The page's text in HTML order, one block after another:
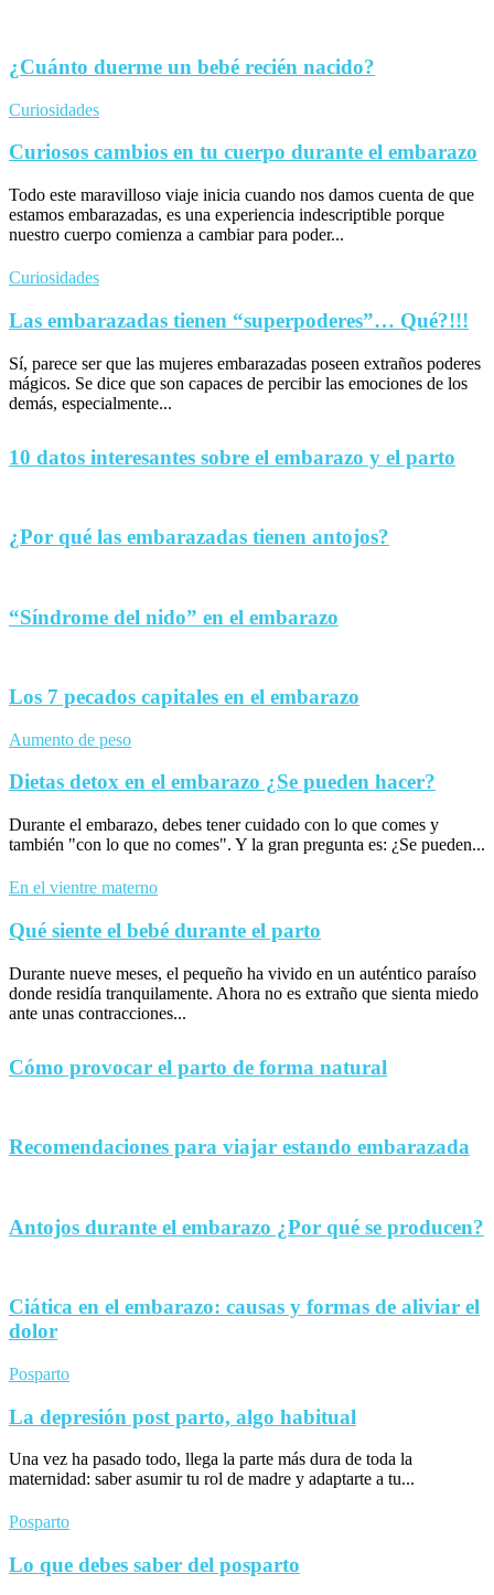
¿Cuánto duerme un bebé recién nacido?
Curiosidades
Curiosos cambios en tu cuerpo durante el embarazo
Todo este maravilloso viaje inicia cuando nos damos cuenta de que
estamos embarazadas, es una experiencia indescriptible porque
nuestro cuerpo comienza a cambiar para poder...
Curiosidades
Las embarazadas tienen “superpoderes”… Qué?!!!
Sí, parece ser que las mujeres embarazadas poseen extraños poderes
mágicos. Se dice que son capaces de percibir las emociones de los
demás, especialmente...
10 datos interesantes sobre el embarazo y el parto
¿Por qué las embarazadas tienen antojos?
“Síndrome del nido” en el embarazo
Los 7 pecados capitales en el embarazo
Aumento de peso
Dietas detox en el embarazo ¿Se pueden hacer?
Durante el embarazo, debes tener cuidado con lo que comes y
también "con lo que no comes". Y la gran pregunta es: ¿Se pueden...
En el vientre materno
Qué siente el bebé durante el parto
Durante nueve meses, el pequeño ha vivido en un auténtico paraíso
donde residía tranquilamente. Ahora no es extraño que sienta miedo
ante unas contracciones...
Cómo provocar el parto de forma natural
Recomendaciones para viajar estando embarazada
Antojos durante el embarazo ¿Por qué se producen?
Ciática en el embarazo: causas y formas de aliviar el
dolor
Posparto
La depresión post parto, algo habitual
Una vez ha pasado todo, llega la parte más dura de toda la
maternidad: saber asumir tu rol de madre y adaptarte a tu...
Posparto
Lo que debes saber del posparto